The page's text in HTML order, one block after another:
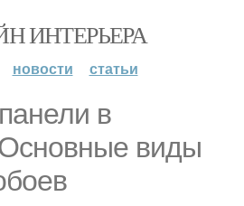
ИНТЕРЬЕРА
новости статьи
в
виды